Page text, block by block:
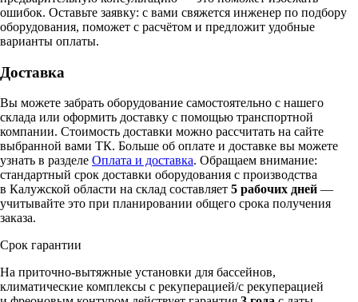
ошибок. Оставьте заявку: с вами свяжется инженер по подбору
оборудования, поможет с расчётом и предложит удобные
варианты оплаты.
Доставка
Вы можете забрать оборудование самостоятельно с нашего
склада или оформить доставку с помощью транспортной
компании. Стоимость доставки можно рассчитать на сайте
выбранной вами ТК. Больше об оплате и доставке вы можете
узнать в разделе Оплата и доставка. Обращаем внимание:
стандартный срок доставки оборудования с производства
в Калужской области на склад составляет 5 рабочих дней —
учитывайте это при планировании общего срока получения
заказа.
Срок гарантии
На приточно-вытяжные установки для бассейнов,
климатические комплексы c рекуперацией/с рекуперацией